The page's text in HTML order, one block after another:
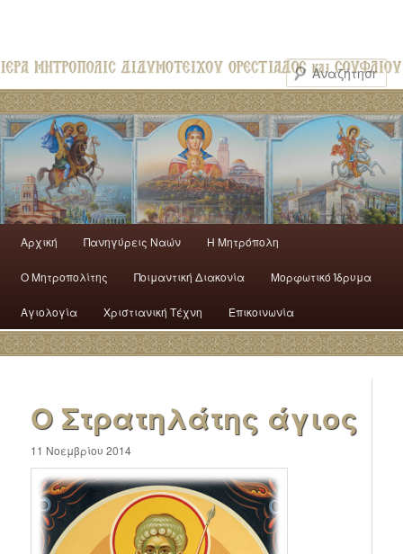
Αρχική Πανηγύρεις Ναών H Mητρόπολη
Ο Mητροπολίτης Ποιμαντική Διακονία Μορφωτικό Ίδρυμα
Αγιολογία Χριστιανική Τέχνη Επικοινωνία
Ο Στρατηλάτης άγιος
11 Νοεμβρίου 2014